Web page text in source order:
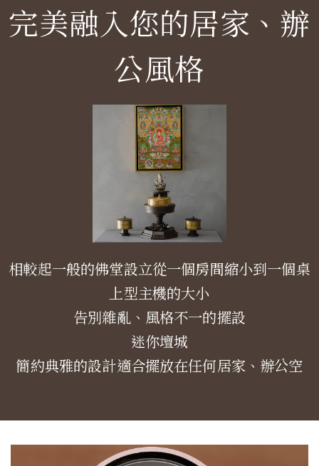
完美融入您的居家、辦
公風格
相較起一般的佛堂設立從一個房間縮小到一個桌
上型主機的大小
告別雜亂、風格不一的擺設
迷你壇城
簡約典雅的設計適合擺放在任何居家、辦公空